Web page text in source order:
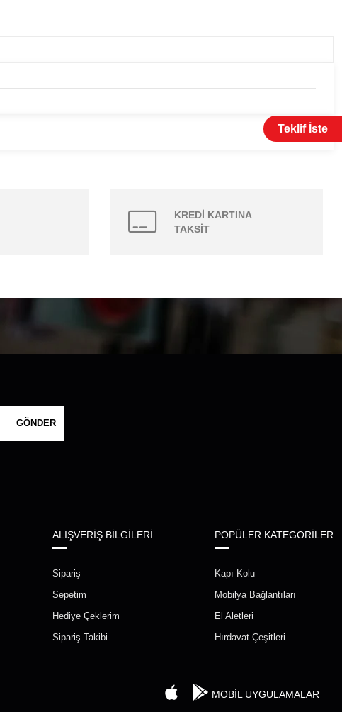
Teklif İste
KREDİ KARTINA
TAKSİT
GÖNDER
ALIŞVERİŞ BİLGİLERİ
Sipariş
Sepetim
Hediye Çeklerim
Sipariş Takibi
POPÜLER KATEGORİLER
Kapı Kolu
Mobilya Bağlantıları
El Aletleri
Hırdavat Çeşitleri
MOBİL UYGULAMALAR